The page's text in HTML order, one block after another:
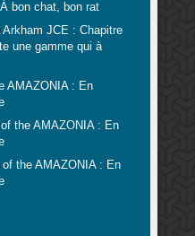
bon chat, bon rat
Arkham JCE : Chapitre
une gamme qui à
AMAZONIA : En
of the AMAZONIA : En
of the AMAZONIA : En